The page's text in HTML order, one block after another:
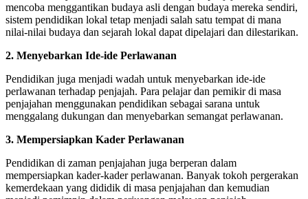
mencoba menggantikan budaya asli dengan budaya mereka sendiri,
sistem pendidikan lokal tetap menjadi salah satu tempat di mana
nilai-nilai budaya dan sejarah lokal dapat dipelajari dan dilestarikan.
2. Menyebarkan Ide-ide Perlawanan
Pendidikan juga menjadi wadah untuk menyebarkan ide-ide
perlawanan terhadap penjajah. Para pelajar dan pemikir di masa
penjajahan menggunakan pendidikan sebagai sarana untuk
menggalang dukungan dan menyebarkan semangat perlawanan.
3. Mempersiapkan Kader Perlawanan
Pendidikan di zaman penjajahan juga berperan dalam
mempersiapkan kader-kader perlawanan. Banyak tokoh pergerakan
kemerdekaan yang dididik di masa penjajahan dan kemudian